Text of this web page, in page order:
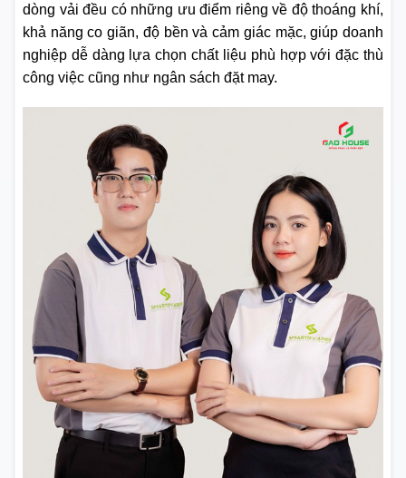
dòng vải đều có những ưu điểm riêng về độ thoáng khí,
khả năng co giãn, độ bền và cảm giác mặc, giúp doanh
nghiệp dễ dàng lựa chọn chất liệu phù hợp với đặc thù
công việc cũng như ngân sách đặt may.